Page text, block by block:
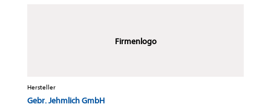
Firmenlogo
Hersteller
Gebr. Jehmlich GmbH